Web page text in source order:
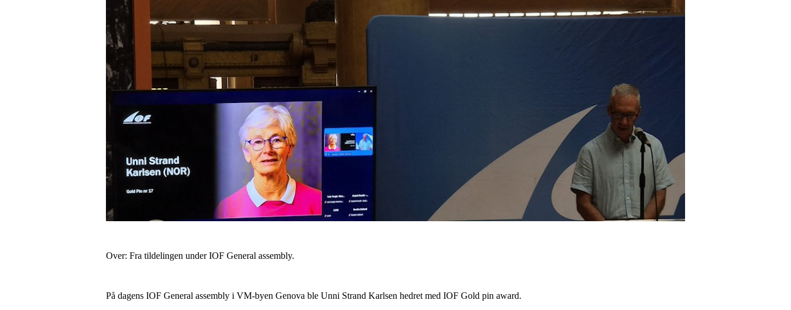
Over: Fra tildelingen under IOF General assembly.
På dagens IOF General assembly i VM-byen Genova ble Unni Strand Karlsen hedret med IOF Gold pin award.